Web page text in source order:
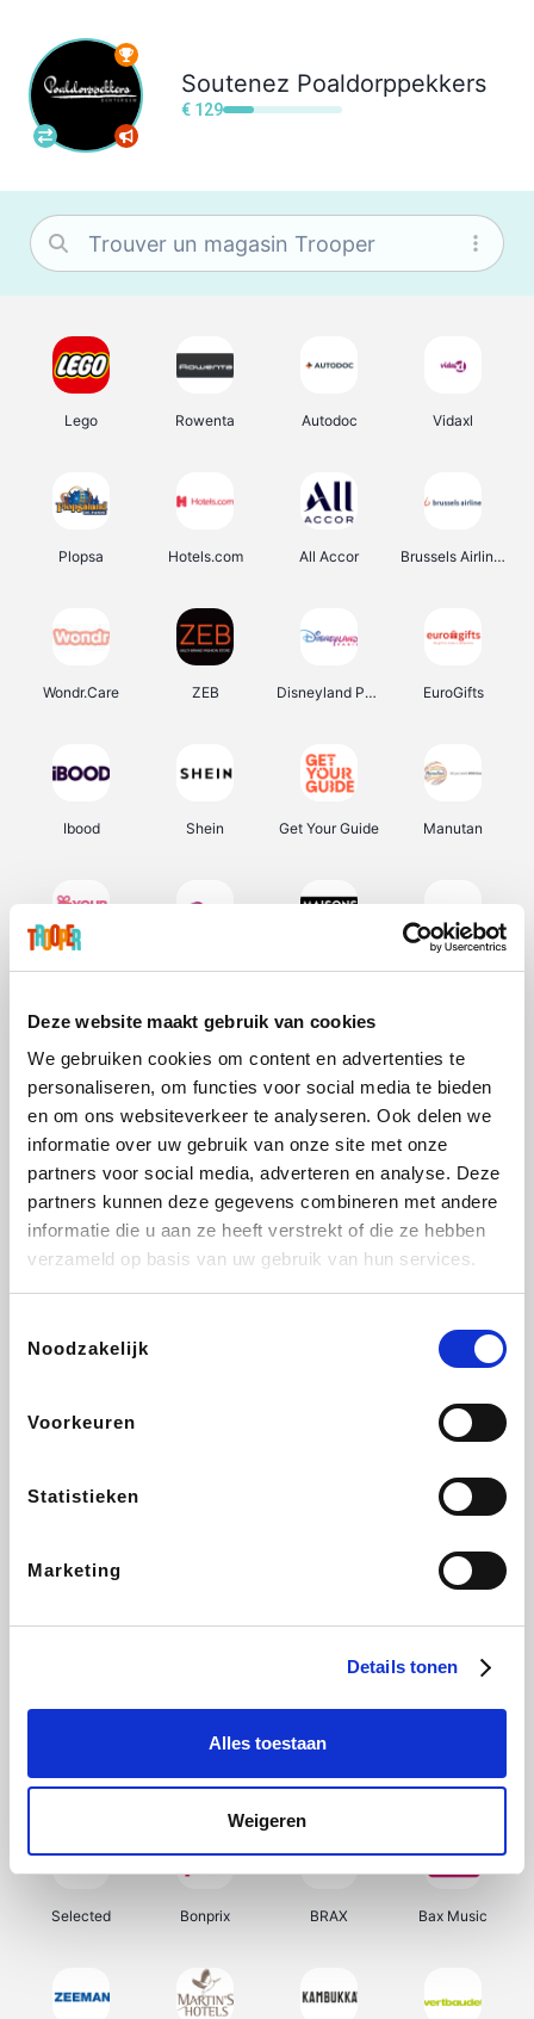
Deze website maakt gebruik van cookies
We gebruiken cookies om content en advertenties te
personaliseren, om functies voor social media te bieden
en om ons websiteverkeer te analyseren. Ook delen we
informatie over uw gebruik van onze site met onze
partners voor social media, adverteren en analyse. Deze
partners kunnen deze gegevens combineren met andere
informatie die u aan ze heeft verstrekt of die ze hebben
verzameld op basis van uw gebruik van hun services.
Noodzakelijk
Voorkeuren
Statistieken
Marketing
Details tonen
Alles toestaan
Weigeren
Soutenez Poaldorppekkers
€ 129
Lego Rowenta Autodoc Vidaxl
Plopsa Hotels.com All Accor Brussels Airlines
Wondr.Care ZEB Disneyland Paris EuroGifts
Ibood Shein Get Your Guide Manutan
Weekendesk Sarenza Schiesser Interhome
Lufthansa
CheapTickets.be DeubaXXL
Samsung Delonghi Tennis Point My Jewellery
Selected Bonprix BRAX Bax Music